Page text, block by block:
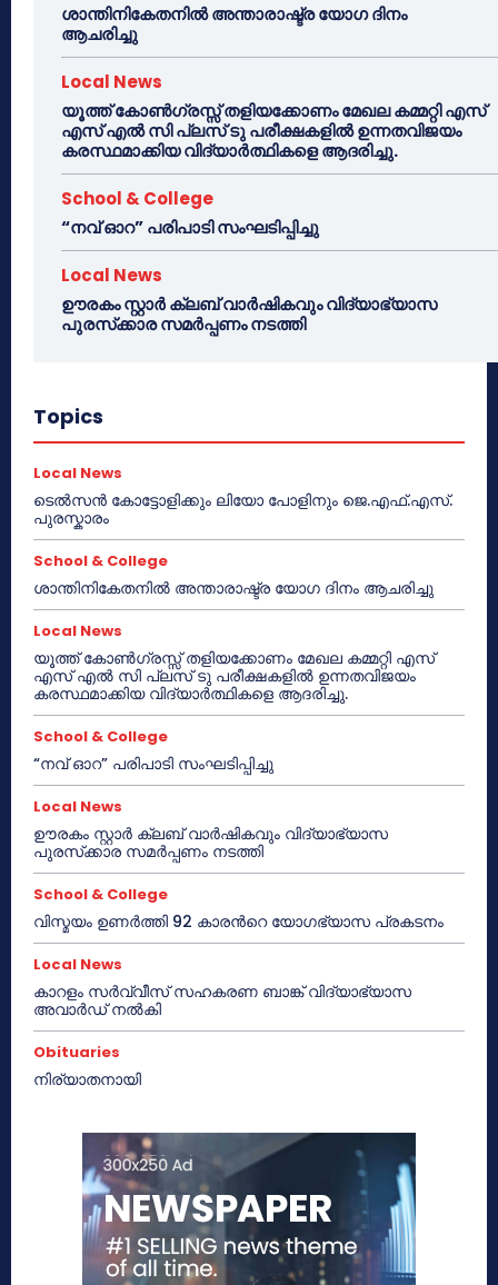
ശാന്തിനികേതനിൽ അന്താരാഷ്ട്ര യോഗ ദിനം
ആചരിച്ചു
Local News
യൂത്ത് കോൺഗ്രസ്സ് തളിയക്കോണം മേഖല കമ്മറ്റി എസ്
എസ് എൽ സി പ്ലസ് ടു പരീക്ഷകളിൽ ഉന്നതവിജയം
കരസ്ഥമാക്കിയ വിദ്യാർത്ഥികളെ ആദരിച്ചു.
School & College
“നവ് ഓറ” പരിപാടി സംഘടിപ്പിച്ചു
Local News
ഊരകം സ്റ്റാർ ക്ലബ് വാർഷികവും വിദ്യാഭ്യാസ
പുരസ്‌ക്കാര സമർപ്പണം നടത്തി
Topics
Local News
ടെൽസൻ കോട്ടോളിക്കും ലിയോ പോളിനും ജെ.എഫ്.എസ്.
പുരസ്കാരം
School & College
ശാന്തിനികേതനിൽ അന്താരാഷ്ട്ര യോഗ ദിനം ആചരിച്ചു
Local News
യൂത്ത് കോൺഗ്രസ്സ് തളിയക്കോണം മേഖല കമ്മറ്റി എസ്
എസ് എൽ സി പ്ലസ് ടു പരീക്ഷകളിൽ ഉന്നതവിജയം
കരസ്ഥമാക്കിയ വിദ്യാർത്ഥികളെ ആദരിച്ചു.
School & College
“നവ് ഓറ” പരിപാടി സംഘടിപ്പിച്ചു
Local News
ഊരകം സ്റ്റാർ ക്ലബ് വാർഷികവും വിദ്യാഭ്യാസ
പുരസ്‌ക്കാര സമർപ്പണം നടത്തി
School & College
വിസ്മയം ഉണർത്തി 92 കാരൻറെ യോഗഭ്യാസ പ്രകടനം
Local News
കാറളം സർവ്വീസ് സഹകരണ ബാങ്ക് വിദ്യാഭ്യാസ
അവാർഡ് നൽകി
Obituaries
നിര്യാതനായി